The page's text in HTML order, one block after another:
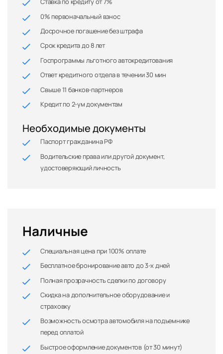
0% первоначальный взнос
Досрочное погашение без штрафа
Срок кредита до 8 лет
Госпрограммы льготного автокредитования
Ответ кредитного отдела в течении 30 мин
Свыше 11 банков-партнеров
Кредит по 2-ум документам
Необходимые документы
Паспорт гражданина РФ
Водительские права или другой документ,
удостоверяющий личность
Наличные
Специальная цена при 100% оплате
Бесплатное бронирование авто до 3-х дней
Полная прозрачность сделки по договору
Скидка на дополнительное оборудование и
страховку
Возможность осмотра автомобиля на подъемнике
перед оплатой
Быстрое оформление документов (от 30 минут)